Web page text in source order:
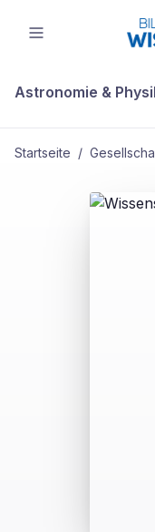
Astronomie &
Startseite /